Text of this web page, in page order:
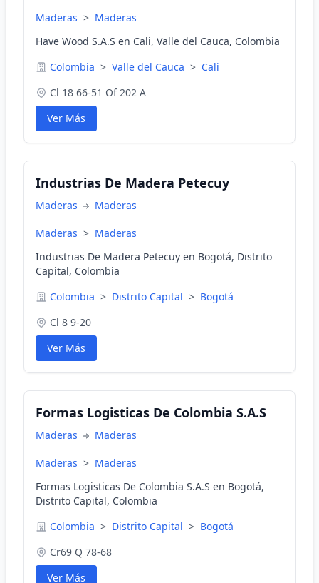
Maderas > Maderas
Have Wood S.A.S en Cali, Valle del Cauca, Colombia
Colombia > Valle del Cauca > Cali
Cl 18 66-51 Of 202 A
Ver Más
Industrias De Madera Petecuy
Maderas Maderas
Maderas > Maderas
Industrias De Madera Petecuy en Bogotá, Distrito
Capital, Colombia
Colombia > Distrito Capital > Bogotá
Cl 8 9-20
Ver Más
Formas Logisticas De Colombia S.A.S
Maderas Maderas
Maderas > Maderas
Formas Logisticas De Colombia S.A.S en Bogotá,
Distrito Capital, Colombia
Colombia > Distrito Capital > Bogotá
Cr69 Q 78-68
Ver Más